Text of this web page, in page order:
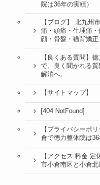
院は36年の実績）
【ブログ】 北九州
痛・頭痛・生理痛
顔・骨盤・猫背矯正
【良くある質問】
で、良く聞かれる
解消へ。
【サイトマップ】
[404 NotFound]
【プライバシーポ
倉で徳力整体院は36
【アクセス 料金 定
市小倉南区と小倉